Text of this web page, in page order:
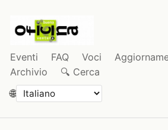
Eventi FAQ Voci
Archivio
🔍 Cerca
🌐